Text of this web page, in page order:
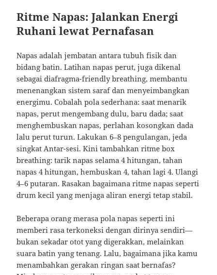
Ritme Napas: Jalankan Energi
Ruhani lewat Pernafasan
Napas adalah jembatan antara tubuh fisik dan
bidang batin. Latihan napas perut, juga dikenal
sebagai diafragma-friendly breathing, membantu
menenangkan sistem saraf dan menyeimbangkan
energimu. Cobalah pola sederhana: saat menarik
napas, perut mengembang dulu, baru dada; saat
menghembuskan napas, perlahan kosongkan dada
lalu perut turun. Lakukan 6–8 pengulangan, jeda
singkat Antar-sesi. Kini tambahkan ritme box
breathing: tarik napas selama 4 hitungan, tahan
napas 4 hitungan, hembuskan 4, tahan lagi 4. Ulangi
4–6 putaran. Rasakan bagaimana ritme napas seperti
drum kecil yang menjaga aliran energi tetap stabil.
Beberapa orang merasa pola napas seperti ini
memberi rasa terkoneksi dengan dirinya sendiri—
bukan sekadar otot yang digerakkan, melainkan
suara batin yang tenang. Lalu, bagaimana jika kamu
menambahkan gerakan ringan saat bernafas?